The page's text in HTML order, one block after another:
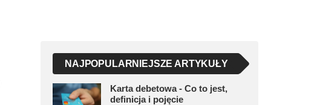
NAJPOPULARNIEJSZE ARTYKUŁY
Karta debetowa - Co to jest,
definicja i pojęcie